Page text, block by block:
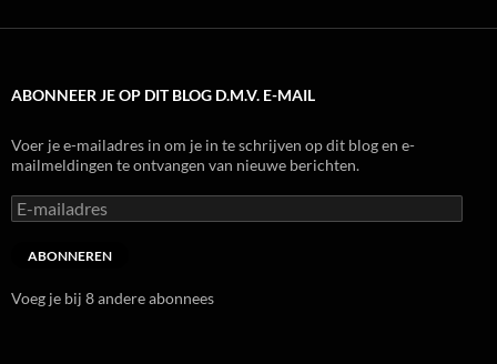
ABONNEER JE OP DIT BLOG D.M.V. E-MAIL
Voer je e-mailadres in om je in te schrijven op dit blog en e-
mailmeldingen te ontvangen van nieuwe berichten.
E-
mailadres
ABONNEREN
Voeg je bij 8 andere abonnees